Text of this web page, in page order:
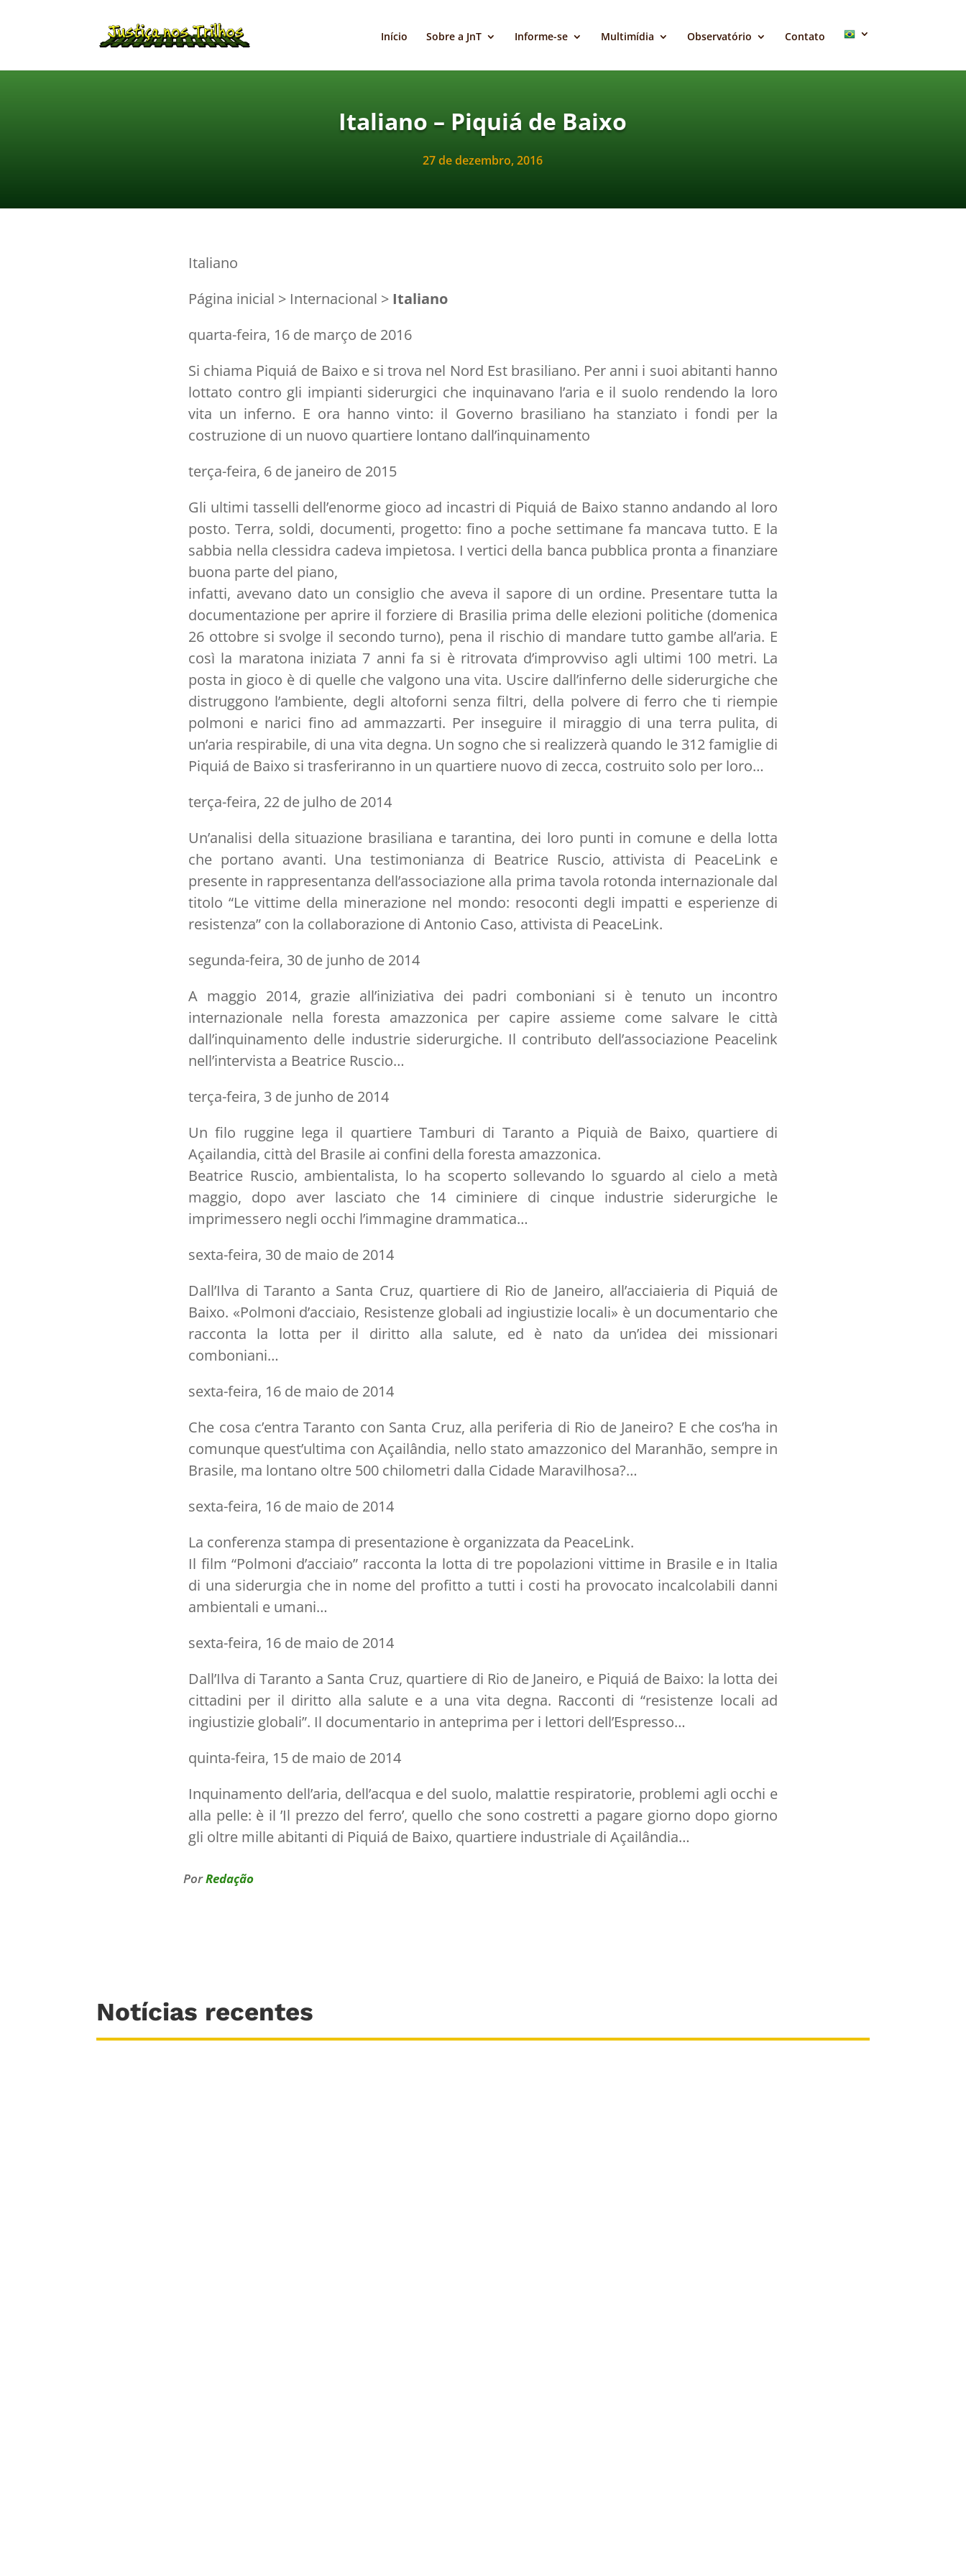
Início Sobre a JnT Informe-se Multimídia Observatório Contato
Italiano – Piquiá de Baixo
27 de dezembro, 2016
Italiano
Página inicial > Internacional > Italiano
quarta-feira, 16 de março de 2016
Si chiama Piquiá de Baixo e si trova nel Nord Est brasiliano. Per anni i suoi abitanti hanno
lottato contro gli impianti siderurgici che inquinavano l’aria e il suolo rendendo la loro
vita un inferno. E ora hanno vinto: il Governo brasiliano ha stanziato i fondi per la
costruzione di un nuovo quartiere lontano dall’inquinamento
terça-feira, 6 de janeiro de 2015
Gli ultimi tasselli dell’enorme gioco ad incastri di Piquiá de Baixo stanno andando al loro
posto. Terra, soldi, documenti, progetto: fino a poche settimane fa mancava tutto. E la
sabbia nella clessidra cadeva impietosa. I vertici della banca pubblica pronta a finanziare
buona parte del piano,
infatti, avevano dato un consiglio che aveva il sapore di un ordine. Presentare tutta la
documentazione per aprire il forziere di Brasilia prima delle elezioni politiche (domenica
26 ottobre si svolge il secondo turno), pena il rischio di mandare tutto gambe all’aria. E
così la maratona iniziata 7 anni fa si è ritrovata d’improvviso agli ultimi 100 metri. La
posta in gioco è di quelle che valgono una vita. Uscire dall’inferno delle siderurgiche che
distruggono l’ambiente, degli altoforni senza filtri, della polvere di ferro che ti riempie
polmoni e narici fino ad ammazzarti. Per inseguire il miraggio di una terra pulita, di
un’aria respirabile, di una vita degna. Un sogno che si realizzerà quando le 312 famiglie di
Piquiá de Baixo si trasferiranno in un quartiere nuovo di zecca, costruito solo per loro…
terça-feira, 22 de julho de 2014
Un’analisi della situazione brasiliana e tarantina, dei loro punti in comune e della lotta
che portano avanti. Una testimonianza di Beatrice Ruscio, attivista di PeaceLink e
presente in rappresentanza dell’associazione alla prima tavola rotonda internazionale dal
titolo “Le vittime della minerazione nel mondo: resoconti degli impatti e esperienze di
resistenza” con la collaborazione di Antonio Caso, attivista di PeaceLink.
segunda-feira, 30 de junho de 2014
A maggio 2014, grazie all’iniziativa dei padri comboniani si è tenuto un incontro
internazionale nella foresta amazzonica per capire assieme come salvare le città
dall’inquinamento delle industrie siderurgiche. Il contributo dell’associazione Peacelink
nell’intervista a Beatrice Ruscio…
terça-feira, 3 de junho de 2014
Un filo ruggine lega il quartiere Tamburi di Taranto a Piquià de Baixo, quartiere di
Açailandia, città del Brasile ai confini della foresta amazzonica.
Beatrice Ruscio, ambientalista, lo ha scoperto sollevando lo sguardo al cielo a metà
maggio, dopo aver lasciato che 14 ciminiere di cinque industrie siderurgiche le
imprimessero negli occhi l’immagine drammatica…
sexta-feira, 30 de maio de 2014
Dall’Ilva di Taranto a Santa Cruz, quartiere di Rio de Janeiro, all’acciaieria di Piquiá de
Baixo. «Polmoni d’acciaio, Resistenze globali ad ingiustizie locali» è un documentario che
racconta la lotta per il diritto alla salute, ed è nato da un’idea dei missionari
comboniani…
sexta-feira, 16 de maio de 2014
Che cosa c’entra Taranto con Santa Cruz, alla periferia di Rio de Janeiro? E che cos’ha in
comunque quest’ultima con Açailândia, nello stato amazzonico del Maranhão, sempre in
Brasile, ma lontano oltre 500 chilometri dalla Cidade Maravilhosa?…
sexta-feira, 16 de maio de 2014
La conferenza stampa di presentazione è organizzata da PeaceLink.
Il film “Polmoni d’acciaio” racconta la lotta di tre popolazioni vittime in Brasile e in Italia
di una siderurgia che in nome del profitto a tutti i costi ha provocato incalcolabili danni
ambientali e umani…
sexta-feira, 16 de maio de 2014
Dall’Ilva di Taranto a Santa Cruz, quartiere di Rio de Janeiro, e Piquiá de Baixo: la lotta dei
cittadini per il diritto alla salute e a una vita degna. Racconti di “resistenze locali ad
ingiustizie globali”. Il documentario in anteprima per i lettori dell’Espresso…
quinta-feira, 15 de maio de 2014
Inquinamento dell’aria, dell’acqua e del suolo, malattie respiratorie, problemi agli occhi e
alla pelle: è il ’Il prezzo del ferro’, quello che sono costretti a pagare giorno dopo giorno
gli oltre mille abitanti di Piquiá de Baixo, quartiere industriale di Açailândia…
PorRedação
Notícias recentes